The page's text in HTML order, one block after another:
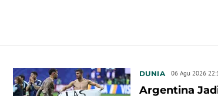
DUNIA 06 Agu 2026
Argentina